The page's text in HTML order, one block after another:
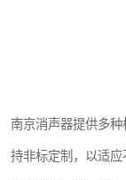
南京消声器提供多
持非标定制，以适应